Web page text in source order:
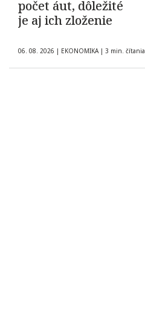
počet áut, dôležité
je aj ich zloženie
06. 08. 2026 | EKONOMIKA | 3 min. čítania